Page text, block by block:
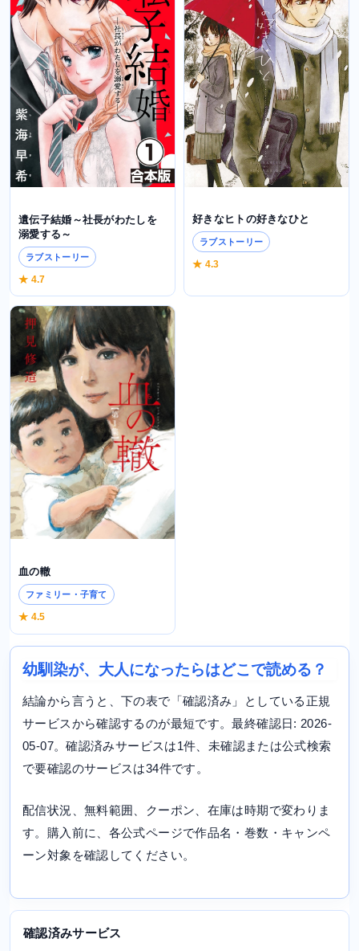
遺伝子結婚～社長がわたしを
溺愛する～
ラブストーリー
★ 4.7
好きなヒトの好きなひと
ラブストーリー
★ 4.3
血の轍
ファミリー・子育て
★ 4.5
幼馴染が、大人になったらはどこで読める？
結論から言うと、下の表で「確認済み」としている正規
サービスから確認するのが最短です。最終確認日: 2026-
05-07。確認済みサービスは1件、未確認または公式検索
で要確認のサービスは34件です。
配信状況、無料範囲、クーポン、在庫は時期で変わりま
す。購入前に、各公式ページで作品名・巻数・キャンペ
ーン対象を確認してください。
確認済みサービス